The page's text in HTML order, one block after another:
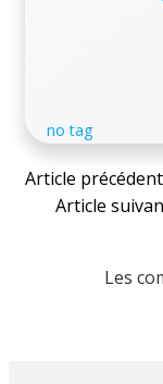
no tag
Post
Article précédent
Post
Article
Les